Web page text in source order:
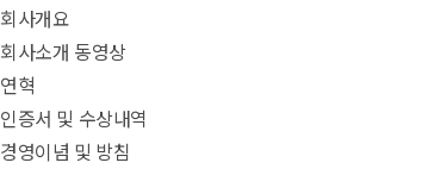
회사개요
회사소개 동영상
연혁
인증서 및 수상내역
경영이념 및 방침